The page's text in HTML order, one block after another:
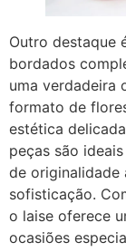
Outro destaque
bordados
uma verdadeira
formato de
estética
peças são
de originalidade
sofisticação.
o laise oferece
ocasiões